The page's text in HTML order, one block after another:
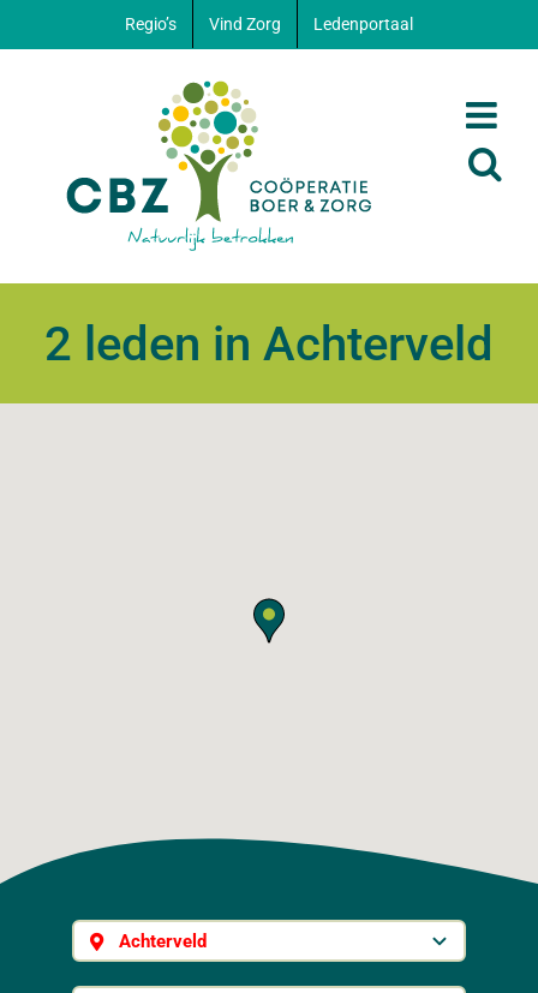
naar
Regio’s Vind Zorg Ledenportaal
2 leden in Achterveld